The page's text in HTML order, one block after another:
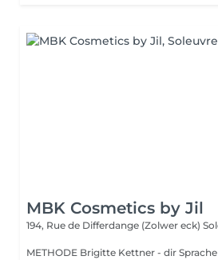
MBK Cosmetics by Jil
194, Rue de Differdange (Zolwer eck)
METHODE Brigitte Kettner - dir